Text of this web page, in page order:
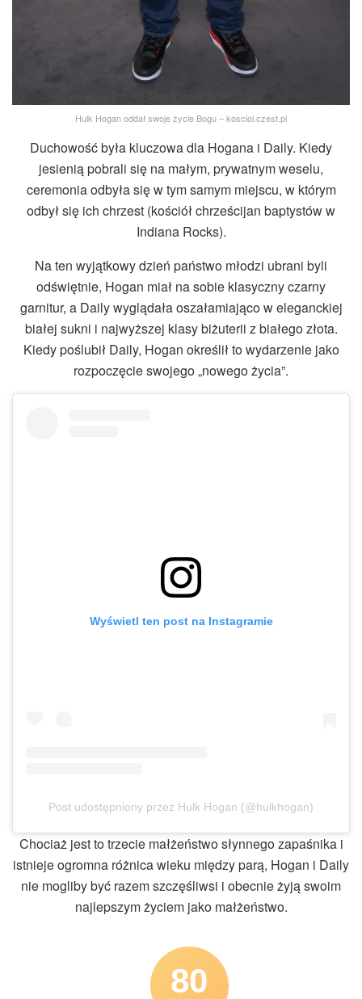
Hulk Hogan oddał swoje życie Bogu – kosciol.czest.pl
Duchowość była kluczowa dla Hogana i Daily. Kiedy
jesienią pobrali się na małym, prywatnym weselu,
ceremonia odbyła się w tym samym miejscu, w którym
odbył się ich chrzest (kościół chrześcijan baptystów w
Indiana Rocks).
Na ten wyjątkowy dzień państwo młodzi ubrani byli
odświętnie, Hogan miał na sobie klasyczny czarny
garnitur, a Daily wyglądała oszałamiająco w eleganckiej
białej sukni i najwyższej klasy biżuterii z białego złota.
Kiedy poślubił Daily, Hogan określił to wydarzenie jako
rozpoczęcie swojego „nowego życia”.
Wyświetl ten post na Instagramie
Post udostępniony przez Hulk Hogan (@hulkhogan)
Chociaż jest to trzecie małżeństwo słynnego zapaśnika i
istnieje ogromna różnica wieku między parą, Hogan i Daily
nie mogliby być razem szczęśliwsi i obecnie żyją swoim
najlepszym życiem jako małżeństwo.
80